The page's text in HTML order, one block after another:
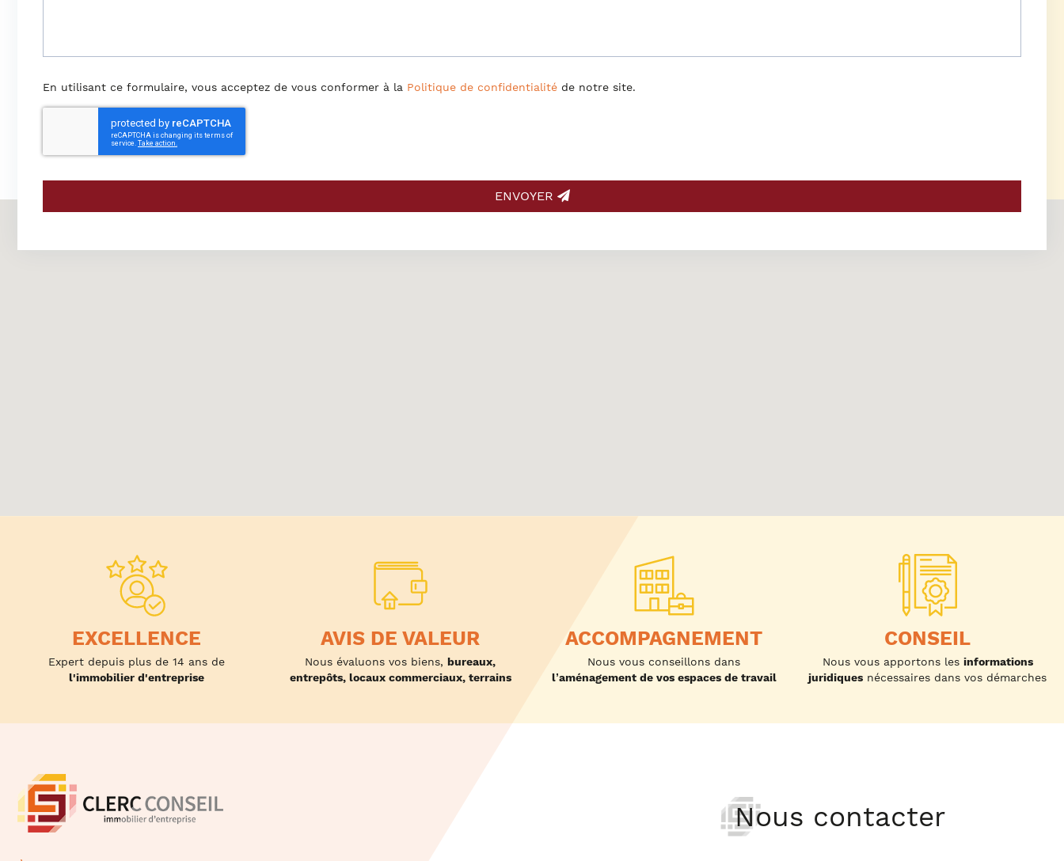
En utilisant ce formulaire, vous acceptez de vous conformer à la Politique de confidentialité de notre site.
ENVOYER
EXCELLENCE
Expert depuis plus de 14 ans de
l'immobilier d'entreprise
AVIS DE VALEUR
Nous évaluons vos biens, bureaux,
entrepôts, locaux commerciaux, terrains
ACCOMPAGNEMENT
Nous vous conseillons dans
l’aménagement de vos espaces de travail
CONSEIL
Nous vous apportons les informations
juridiques nécessaires dans vos démarches
Nous contacter